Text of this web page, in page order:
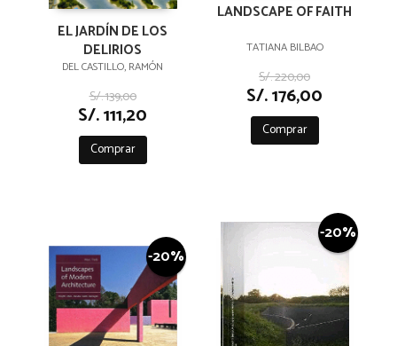
EL JARDÍN DE LOS
DELIRIOS
DEL CASTILLO, RAMÓN
S/. 139,00
S/. 111,20
Comprar
LANDSCAPE OF FAITH
TATIANA BILBAO
S/. 220,00
S/. 176,00
Comprar
-20%
-20%